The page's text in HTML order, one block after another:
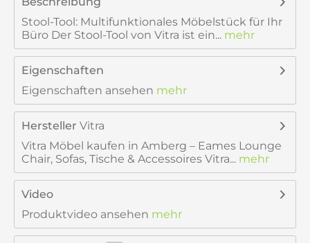
Stool-Tool: Multifunktionales Möbelstück für Ihr
Büro Der Stool-Tool von Vitra ist ein... mehr
Eigenschaften
Eigenschaften ansehen mehr
Hersteller Vitra
Vitra Möbel kaufen in Amberg – Eames Lounge
Chair, Sofas, Tische & Accessoires Vitra... mehr
Video
Produktvideo ansehen mehr